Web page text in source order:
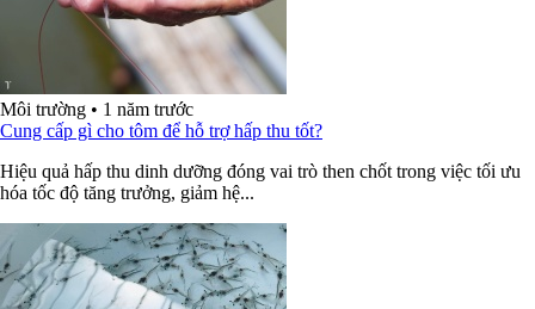
Môi trường • 1 năm trước
Cung cấp gì cho tôm để hỗ trợ hấp thu tốt?
Hiệu quả hấp thu dinh dưỡng đóng vai trò then chốt trong việc tối ưu
hóa tốc độ tăng trưởng, giảm hệ...